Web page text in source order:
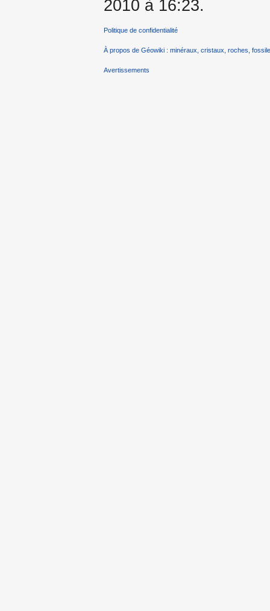
2010 à 16:23.
Politique de confidentialité
À propos de Géowiki : minéraux, cristaux, roches,
Avertissements